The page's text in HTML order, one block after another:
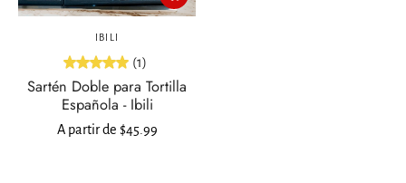
IBILI
(1)
Sartén Doble para Tortilla
Española - Ibili
A partir de $45.99